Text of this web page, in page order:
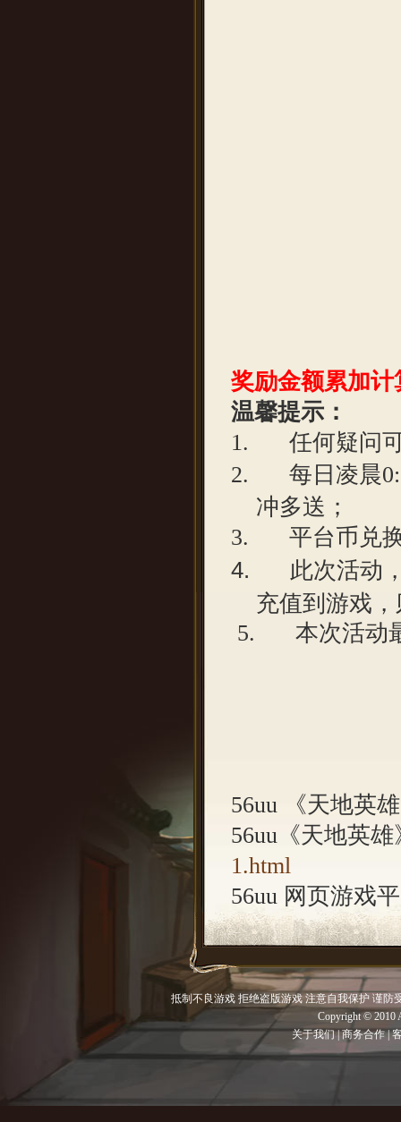
奖励金额累加计
温馨提示：
1.
任何疑问
2.
每日凌晨
冲多送；
3.
平台币兑
4.
此次活动
充值到游戏
5. 本次活动
56uu 《天地英
56uu《天地英
1.html
56uu 网页游戏
抵制不良游戏 拒绝盗版游戏 注意自我保护 谨
Copyright © 2010
关于我们|商务合作|